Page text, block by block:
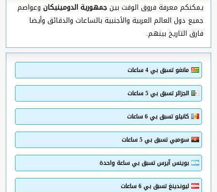
يمكنكم معرفة فروق الوقت بينجمهورية الدومينيكان وعواصم
جميع دول العالم العربية والأجنبية بالساعات والدقائق وأيضا
فارق التاريخ بينهم.
مانغو تسبق بي 4 ساعات
الجزائر تسبق بي 5 ساعات
كانيلو تسبق بي 6 ساعات
سومبي تسبق بي 5 ساعات
بوينس آيرس تسبق بي ساعة واحدة
ليوندينغ تسبق بي 6 ساعات